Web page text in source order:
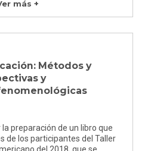
más +
Métodos y
y
preparación de un libro que
de los participantes del Taller